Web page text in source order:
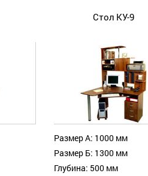
Стол КУ-9
Размер А: 1000 мм
Размер Б: 1300 мм
Глубина: 500 мм